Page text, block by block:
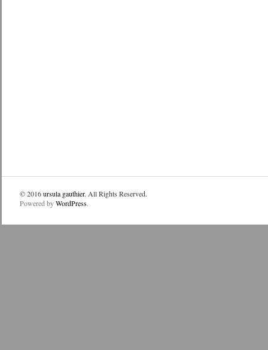
© 2016ursula gauthier. All Rights Reserved.
Powered byWordPress.